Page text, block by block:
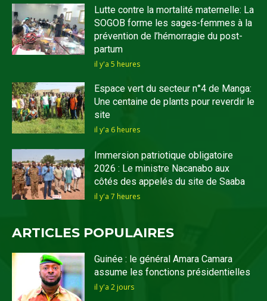
Lutte contre la mortalité maternelle: La
SOGOB forme les sages-femmes à la
prévention de l’hémorragie du post-
partum
il y'a 5 heures
Espace vert du secteur n°4 de Manga:
Une centaine de plants pour reverdir le
site
il y'a 6 heures
Immersion patriotique obligatoire
2026 : Le ministre Nacanabo aux
côtés des appelés du site de Saaba
il y'a 7 heures
ARTICLES POPULAIRES
Guinée : le général Amara Camara
assume les fonctions présidentielles
il y'a 2 jours